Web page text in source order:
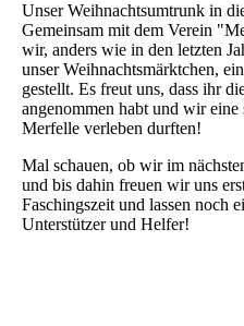
Unser Weihnachtsumtrunk in
Gemeinsam mit dem Verein
wir, anders wie in den letzten
unser Weihnachtsmärktchen,
gestellt. Es freut uns, dass ihr
angenommen habt und wir
Merfelle verleben durften!
Mal schauen, ob wir im
und bis dahin freuen wir uns
Faschingszeit und lassen noch
Unterstützer und Helfer!